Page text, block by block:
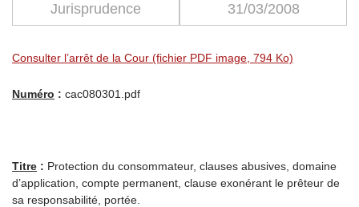
Jurisprudence 31/03/2008
Consulter l’arrêt de la Cour (fichier PDF image, 794 Ko)
Numéro : cac080301.pdf
Titre : Protection du consommateur, clauses abusives, domaine
d’application, compte permanent, clause exonérant le prêteur de
sa responsabilité, portée.